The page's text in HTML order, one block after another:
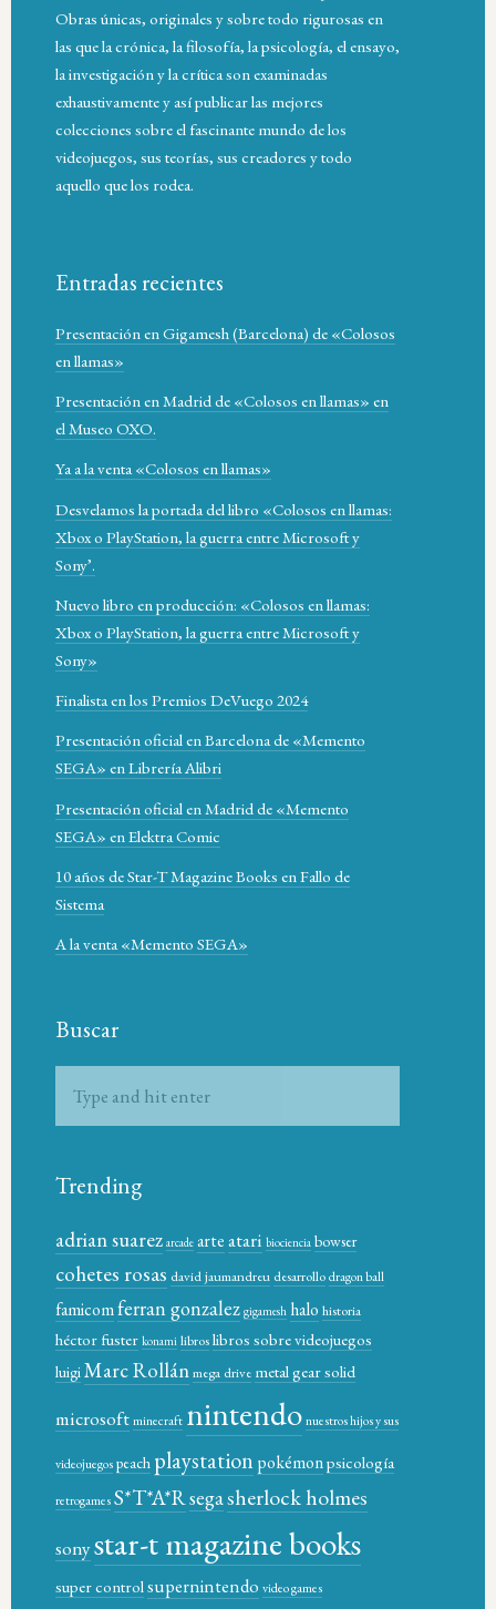
Obras únicas, originales y sobre todo rigurosas en
las que la crónica, la filosofía, la psicología, el ensayo,
la investigación y la crítica son examinadas
exhaustivamente y así publicar las mejores
colecciones sobre el fascinante mundo de los
videojuegos, sus teorías, sus creadores y todo
aquello que los rodea.
Entradas recientes
Presentación en Gigamesh (Barcelona) de «Colosos
en llamas»
Presentación en Madrid de «Colosos en llamas» en
el Museo OXO.
Ya a la venta «Colosos en llamas»
Desvelamos la portada del libro «Colosos en llamas:
Xbox o PlayStation, la guerra entre Microsoft y
Sony’.
Nuevo libro en producción: «Colosos en llamas:
Xbox o PlayStation, la guerra entre Microsoft y
Sony»
Finalista en los Premios DeVuego 2024
Presentación oficial en Barcelona de «Memento
SEGA» en Librería Alibri
Presentación oficial en Madrid de «Memento
SEGA» en Elektra Comic
10 años de Star-T Magazine Books en Fallo de
Sistema
A la venta «Memento SEGA»
Buscar
Trending
adrian suarez arcade arteatari biociencia bowser
cohetes rosas david jaumandreu desarrollodragon ball
famicomferran gonzalez gigamesh halo historia
héctor fuster konami libroslibros sobre videojuegos
luigiMarc Rollánmega drive metal gear solid
microsoftminecraft nintendonuestros hijos y sus
videojuegospeach playstationpokémonpsicología
retrogamesS*T*A*Rsegasherlock holmes
sonystar-t magazine books
super control supernintendo video games